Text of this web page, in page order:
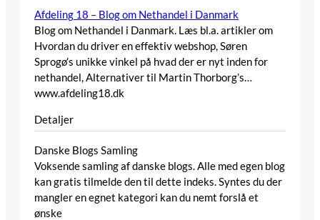
Afdeling 18 – Blog om Nethandel i Danmark
Blog om Nethandel i Danmark. Læs bl.a. artikler om
Hvordan du driver en effektiv webshop, Søren
Sprogø’s unikke vinkel på hvad der er nyt inden for
nethandel, Alternativer til Martin Thorborg’s…
www.afdeling18.dk
Detaljer
Danske Blogs Samling
Voksende samling af danske blogs. Alle med egen blog
kan gratis tilmelde den til dette indeks. Syntes du der
mangler en egnet kategori kan du nemt forslå et
ønske